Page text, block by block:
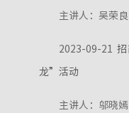
主讲人：吴荣
2023-09-21
龙”活动
主讲人：邬晓